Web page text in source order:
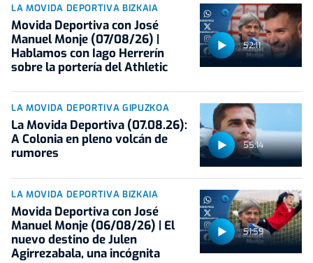
52:11
LA MOVIDA DEPORTIVA BIZKAIA
Movida Deportiva con José
Manuel Monje (07/08/26) |
Hablamos con Iago Herrerín
sobre la portería del Athletic
55:14
LA MOVIDA DEPORTIVA GIPUZKOA
La Movida Deportiva (07.08.26):
A Colonia en pleno volcán de
rumores
51:59
LA MOVIDA DEPORTIVA BIZKAIA
Movida Deportiva con José
Manuel Monje (06/08/26) | El
nuevo destino de Julen
Agirrezabala, una incógnita